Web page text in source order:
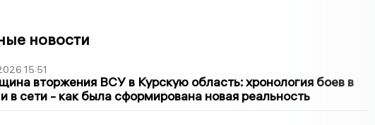
новости
15:51
вторжения ВСУ в Курскую область: хронология боев в
в сети - как была сформирована новая реальность